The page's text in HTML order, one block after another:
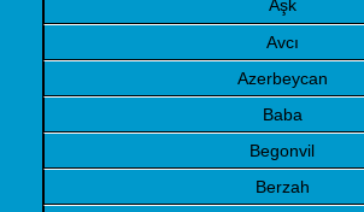
Aşk
Avcı
Azerbeycan
Baba
Begonvil
Berzah